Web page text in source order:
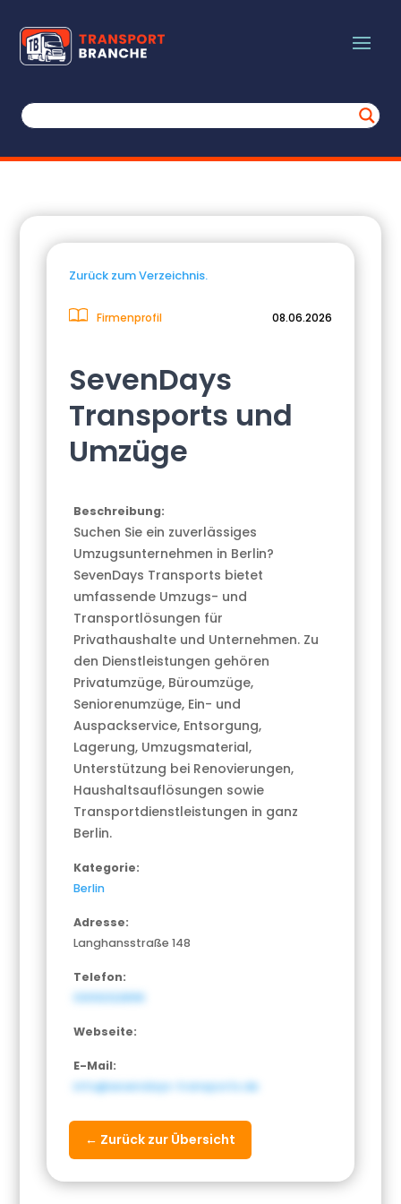
Zurück zum Verzeichnis.
Firmenprofil 08.06.2026
SevenDays
Transports und
Umzüge
Beschreibung:
Suchen Sie ein zuverlässiges
Umzugsunternehmen in Berlin?
SevenDays Transports bietet
umfassende Umzugs- und
Transportlösungen für
Privathaushalte und Unternehmen. Zu
den Dienstleistungen gehören
Privatumzüge, Büroumzüge,
Seniorenumzüge, Ein- und
Auspackservice, Entsorgung,
Lagerung, Umzugsmaterial,
Unterstützung bei Renovierungen,
Haushaltsauflösungen sowie
Transportdienstleistungen in ganz
Berlin.
Kategorie:
Berlin
Adresse:
Langhansstraße 148
Telefon:
03092122896
Webseite:
E-Mail:
info@sevendays-transports.de
← Zurück zur Übersicht